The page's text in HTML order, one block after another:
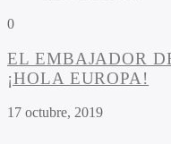
0
EL EMBAJADOR
¡HOLA EUROPA!
17 octubre, 2019